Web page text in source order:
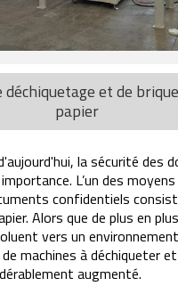
déchiquetage et de
papier
la sécurité des
L’un des moyens
confidentiels
Alors que de plus en plus
vers un
machines à déchiqueter
augmenté.